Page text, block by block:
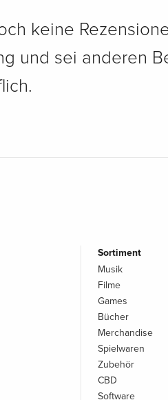
keine
und sei anderen
Sortiment
Musik
Filme
Games
Bücher
Merchandise
Spielwaren
Zubehör
CBD
Software